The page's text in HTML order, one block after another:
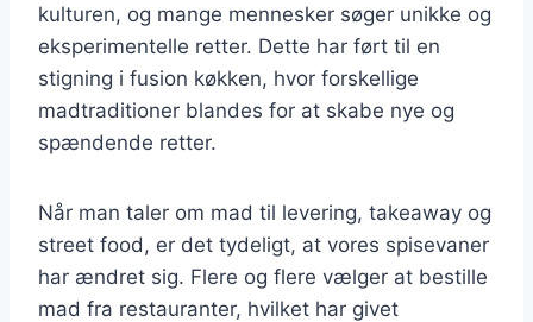
kulturen, og mange mennesker søger unikke og
eksperimentelle retter. Dette har ført til en
stigning i fusion køkken, hvor forskellige
madtraditioner blandes for at skabe nye og
spændende retter.
Når man taler om mad til levering, takeaway og
street food, er det tydeligt, at vores spisevaner
har ændret sig. Flere og flere vælger at bestille
mad fra restauranter, hvilket har givet